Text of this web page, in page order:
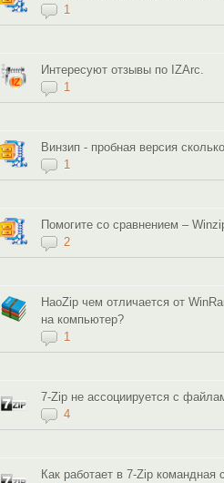
1
Интересуют отзывы по IZArc.
1
Винзип - пробная версия
1
Помогите со сравнением –
2
HaoZip чем отличается от
на компьютер?
1
7-Zip не ассоциируется с
4
Как работает в 7-Zip командная